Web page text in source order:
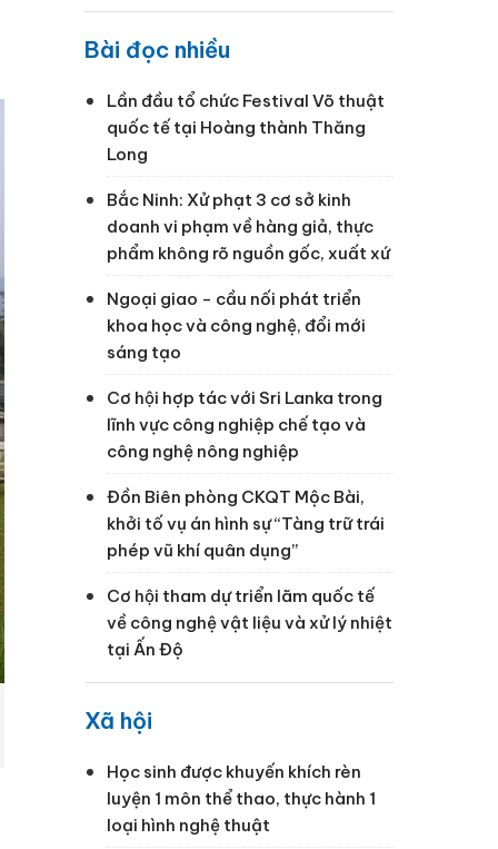
Bài đọc nhiều
Lần đầu tổ chức Festival Võ thuật
quốc tế tại Hoàng thành Thăng
Long
Bắc Ninh: Xử phạt 3 cơ sở kinh
doanh vi phạm về hàng giả, thực
phẩm không rõ nguồn gốc, xuất xứ
Ngoại giao - cầu nối phát triển
khoa học và công nghệ, đổi mới
sáng tạo
Cơ hội hợp tác với Sri Lanka trong
lĩnh vực công nghiệp chế tạo và
công nghệ nông nghiệp
Đồn Biên phòng CKQT Mộc Bài,
khởi tố vụ án hình sự “Tàng trữ trái
phép vũ khí quân dụng”
Cơ hội tham dự triển lãm quốc tế
về công nghệ vật liệu và xử lý nhiệt
tại Ấn Độ
Xã hội
Học sinh được khuyến khích rèn
luyện 1 môn thể thao, thực hành 1
loại hình nghệ thuật